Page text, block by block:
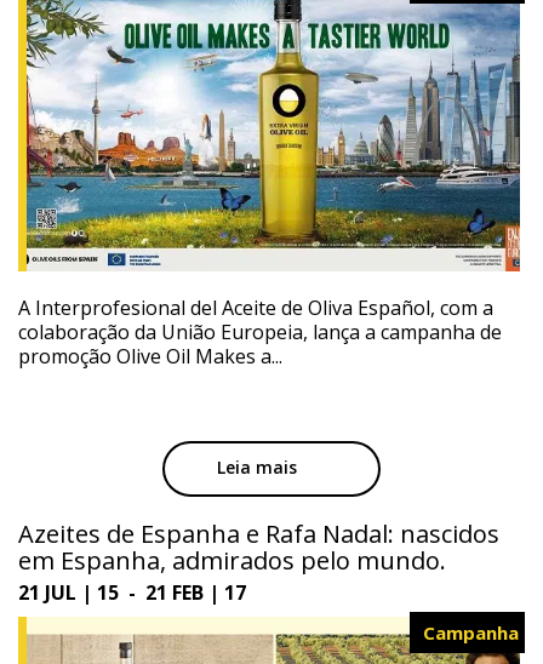
A Interprofesional del Aceite de Oliva Español, com a
colaboração da União Europeia, lança a campanha de
promoção Olive Oil Makes a...
Leia mais
Azeites de Espanha e Rafa Nadal: nascidos
em Espanha, admirados pelo mundo.
21 JUL | 15 - 21 FEB | 17
Campanha